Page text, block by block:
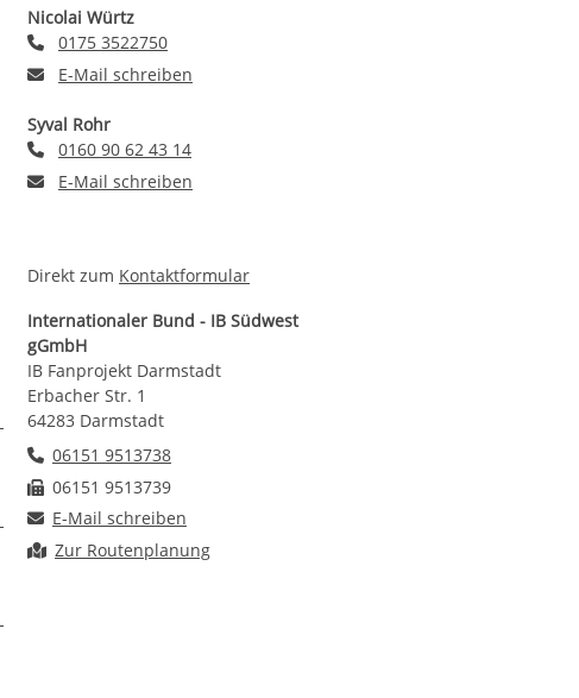
Nicolai Würtz
Telefonnummer
0175 3522750
E-Mail an Nicolai Würtz
E-Mail schreiben
Syval Rohr
Telefonnummer
0160 90 62 43 14
E-Mail an Syval Rohr
E-Mail schreiben
Direkt zum Kontaktformular
Internationaler Bund - IB Südwest
gGmbH
IB Fanprojekt Darmstadt
Erbacher Str. 1
64283 Darmstadt
Telefonnummer
06151 9513738
Faxnummer
06151 9513739
E-Mail an IB Fanprojekt Darmstadt
E-Mail schreiben
Route planen
Zur Routenplanung